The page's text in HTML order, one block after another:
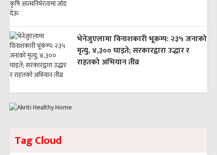
भेनेजुएलामा विनाशकारी भूकम्प: २३५ जनाको
मृत्यु, ४,३०० घाइते; सरकारद्वारा उद्धार र
राहतको अभियान तीव्र
Tag Cloud